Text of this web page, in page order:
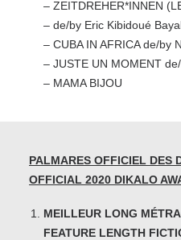
– ZEITDREHER*INNEN
– de/by Eric Kibidoué
– CUBA IN AFRICA de/by
– JUSTE UN MOMENT
– MAMA BIJOU
PALMARES OFFICIEL DES
OFFICIAL 2020 DIKALO
MEILLEUR LONG
FEATURE LENGTH